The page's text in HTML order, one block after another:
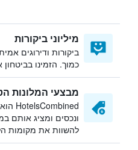
מיליוני ביקורות
ביקורות ודירוגים
כמוך. הזמינו
מבצעי המלונות
ונכסים ומציג אותם
להשוות את מקומות